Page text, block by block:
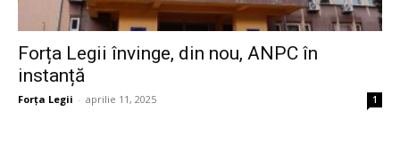
Forța Legii învinge, din nou, ANPC în
instanță
Forța Legii - aprilie 11, 2025 1